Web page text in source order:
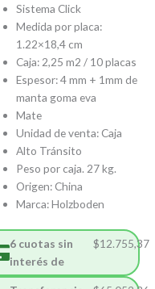
Sistema Click
Medida por placa:
1.22×18,4 cm
Caja: 2,25 m2 / 10 placas
Espesor: 4 mm + 1mm de
manta goma eva
Mate
Unidad de venta: Caja
Alto Tránsito
Peso por caja. 27 kg.
Origen: China
Marca: Holzboden
6 cuotas sin
interés de
$12.755,37